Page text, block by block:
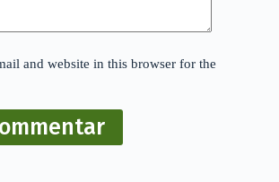
and website in this browser for the